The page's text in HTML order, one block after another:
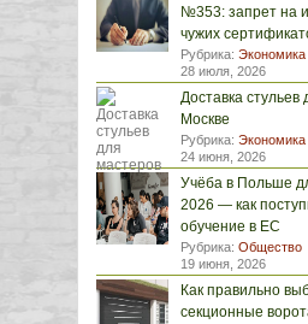
№353: запрет на
чужих
Рубрика: Экономика
28 июля, 2026
Доставка стульев
Москве
Рубрика: Экономика
24 июня, 2026
Учёба в Польше
2026 — как
обучение в ЕС
Рубрика: Общество
19 июня, 2026
Как правильно
секционные